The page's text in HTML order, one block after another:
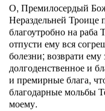
О, Премилосердый
Нераздельней
благоутробно на
отпусти ему вся
болезни; возврати
долгоденственное и
и премирные блага,
благодарные мольбы
моему.